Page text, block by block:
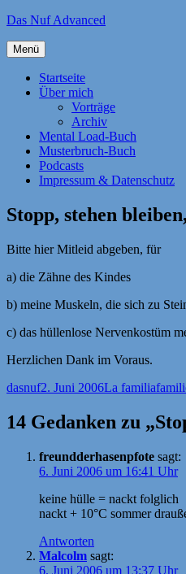
Zum
springen
Das Nuf Advanced
Menü
Startseite
Über mich
Vorträge
Archiv
Mental Load-Buch
Musterbruch-Buch
Podcasts
Impressum & Datenschutz
Stopp, stehen
Bitte hier Mitleid abgeben, für
a) die Zähne des Kindes
b) meine Muskeln, die sich zu
c) das hüllenlose Nervenkostüm
Herzlichen Dank im Voraus.
Autor
dasnufVeröffentlicht
2. Juni 2006Kategorien
La familia
14 Gedanken zu
freundderhasenpfote sagt:
6. Juni 2006 um 16:41 Uhr
keine hülle = nackt folglich
nackt + 10°C sommer
Antworten
Malcolm sagt:
6. Juni 2006 um 13:37 Uhr